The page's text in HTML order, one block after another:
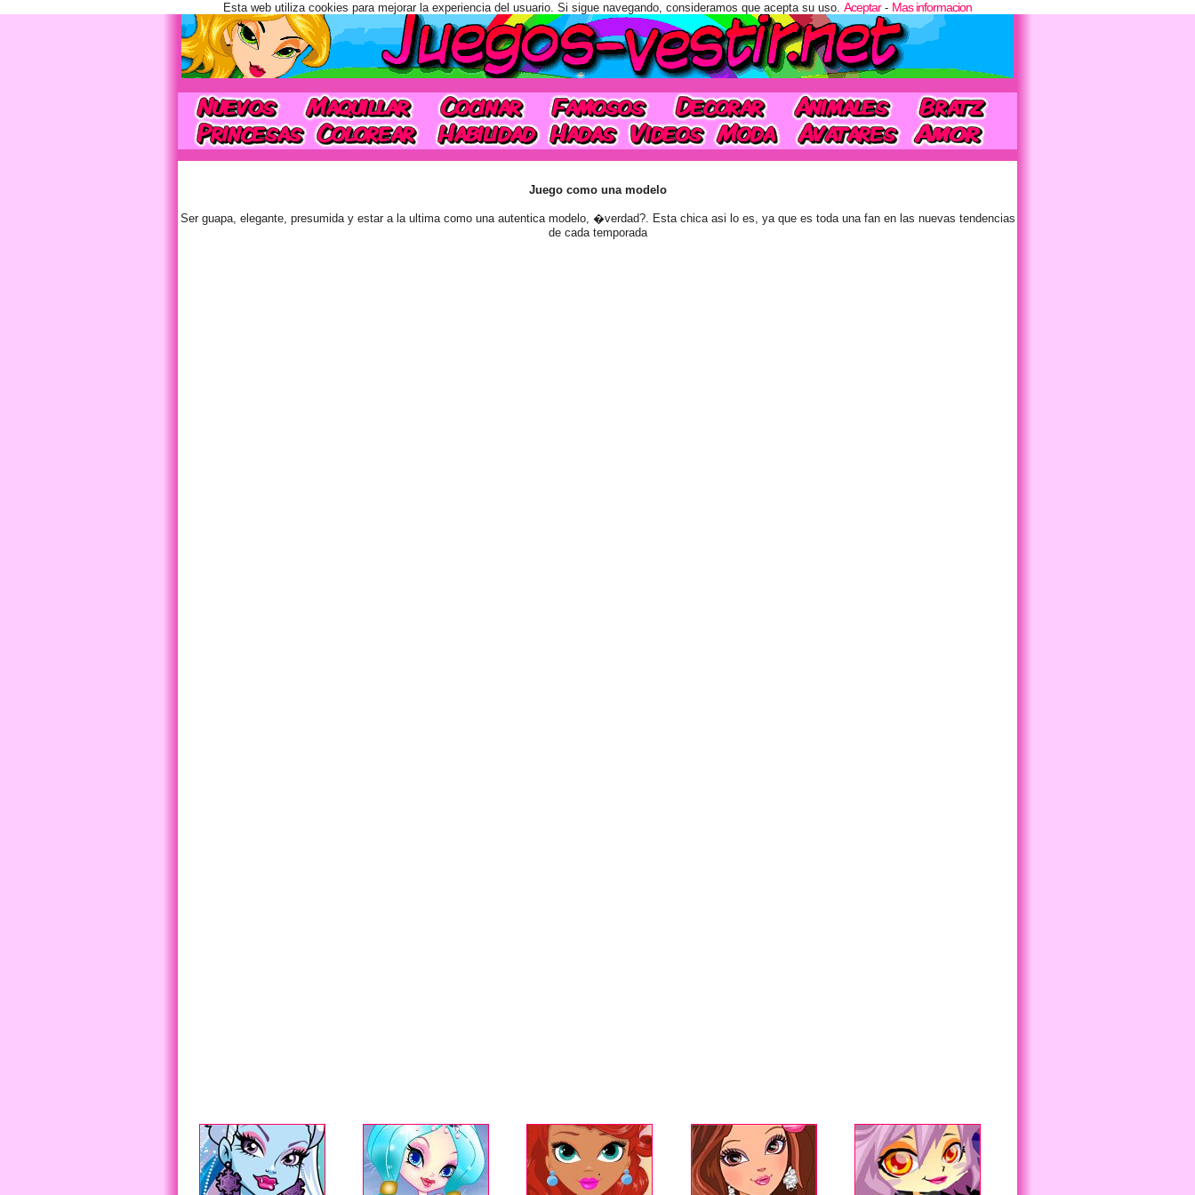
Juego como una modelo
Ser guapa, elegante, presumida y estar a la ultima como una autentica modelo, �verdad?. Esta chica asi lo es, ya que es toda una fan en las nuevas tendencias
de cada temporada
Esta web utiliza cookies para mejorar la experiencia del usuario. Si sigue navegando, consideramos que acepta su uso. Aceptar- Mas informacion